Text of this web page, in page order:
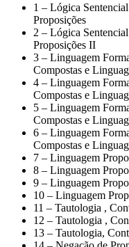
1 – Lógica
Proposições
2 – Lógica
Proposições II
3 – Linguagem
Compostas e
4 – Linguagem
Compostas e
5 – Linguagem
Compostas e
6 – Linguagem
Compostas e
7 – Linguagem
8 – Linguagem
9 – Linguagem
10 – Linguagem
11 – Tautologia ,
12 – Tautologia ,
13 – Tautologia,